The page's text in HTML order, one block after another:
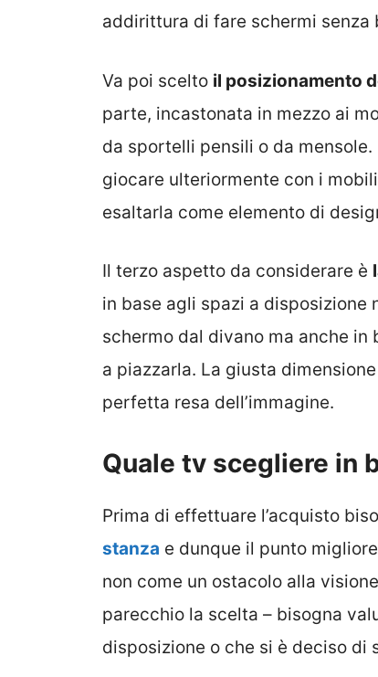
addirittura di fare schermi senza
Va poi scelto il posizionamento
parte, incastonata in mezzo ai
da sportelli pensili o da
giocare ulteriormente con i
esaltarla come elemento di
Il terzo aspetto da considerare è
in base agli spazi a disposizione
schermo dal divano ma anche
a piazzarla. La giusta
perfetta resa dell’immagine.
Quale tv scegliere in
Prima di effettuare l’acquisto
stanza e dunque il punto
non come un ostacolo alla
parecchio la scelta – bisogna
disposizione o che si è deciso di